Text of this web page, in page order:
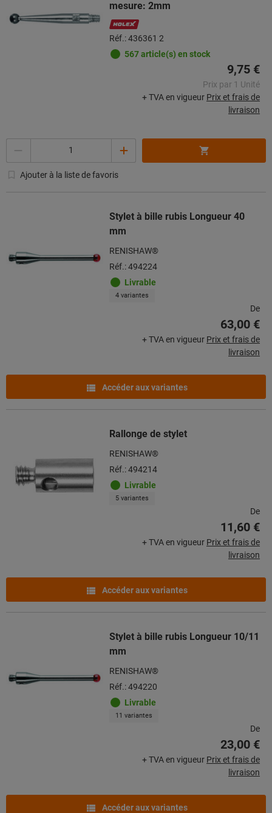
mesure: 2mm
Réf.: 436361 2
567 article(s) en stock
9,75 €
Prix par 1 Unité
+ TVA en vigueur Prix et frais de
livraison
Ajouter à la liste de favoris
Stylet à bille rubis Longueur 40
mm
RENISHAW®
Réf.: 494224
Livrable
4 variantes
De
63,00 €
+ TVA en vigueur Prix et frais de
livraison
Accéder aux variantes
Rallonge de stylet
RENISHAW®
Réf.: 494214
Livrable
5 variantes
De
11,60 €
+ TVA en vigueur Prix et frais de
livraison
Accéder aux variantes
Stylet à bille rubis Longueur 10/11
mm
RENISHAW®
Réf.: 494220
Livrable
11 variantes
De
23,00 €
+ TVA en vigueur Prix et frais de
livraison
Accéder aux variantes